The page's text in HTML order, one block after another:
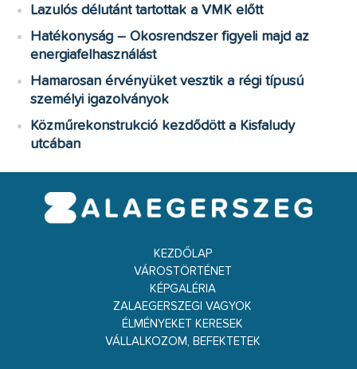
Lazulós délutánt tartottak a VMK előtt
Hatékonyság – Okosrendszer figyeli majd az
energiafelhasználást
Hamarosan érvényüket vesztik a régi típusú
személyi igazolványok
Közműrekonstrukció kezdődött a Kisfaludy
utcában
KEZDŐLAP
VÁROSTÖRTÉNET
KÉPGALÉRIA
ZALAEGERSZEGI VAGYOK
ÉLMÉNYEKET KERESEK
VÁLLALKOZOM, BEFEKTETEK